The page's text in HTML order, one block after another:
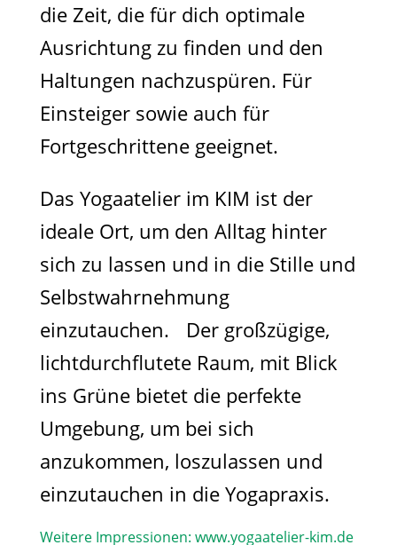
die Zeit, die für dich optimale
Ausrichtung zu finden und den
Haltungen nachzuspüren. Für
Einsteiger sowie auch für
Fortgeschrittene geeignet.
Das Yogaatelier im KIM ist der
ideale Ort, um den Alltag hinter
sich zu lassen und in die Stille und
Selbstwahrnehmung
einzutauchen. Der großzügige,
lichtdurchflutete Raum, mit Blick
ins Grüne bietet die perfekte
Umgebung, um bei sich
anzukommen, loszulassen und
einzutauchen in die Yogapraxis.
Weitere Impressionen: www.yogaatelier-kim.de​